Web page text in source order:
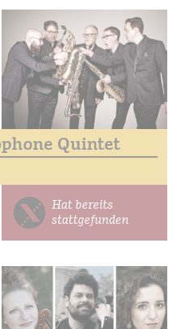
Quintet
Hat bereits
stattgefunden